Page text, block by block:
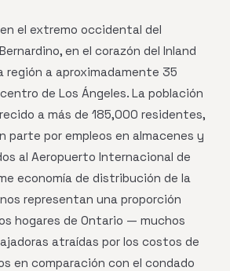
el extremo occidental del
en el corazón del Inland
región a aproximadamente 35
de Los Ángeles. La población
a más de 185,000 residentes,
parte por empleos en almacenes y
al Aeropuerto Internacional de
economía de distribución de la
representan una proporción
hogares de Ontario — muchos
atraídas por los costos de
en comparación con el condado